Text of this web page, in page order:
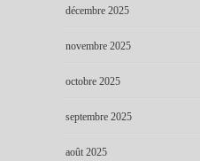
décembre 2025
novembre 2025
octobre 2025
septembre 2025
août 2025